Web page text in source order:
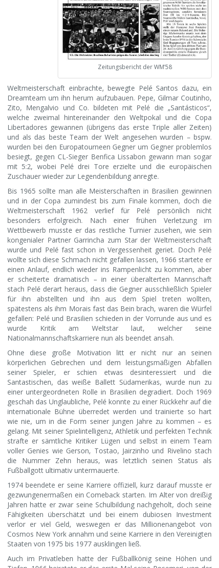
Zeitungsbericht der WM’58
Weltmeisterschaft einbrachte, bewegte Pelé Santos dazu, ein
Dreamteam um ihn herum aufzubauen. Pepe, Gilmar Coutinho,
Zito, Mengalvio und Co. bildeten mit Pelé die „Santásticos“,
welche zweimal hintereinander den Weltpokal und die Copa
Libertadores gewannen (übrigens das erste Triple aller Zeiten)
und als das beste Team der Welt angesehen wurden – bspw.
wurden bei den Europatourneen Gegner um Gegner problemlos
besiegt, gegen CL-Sieger Benfica Lissabon gewann man sogar
mit 5:2, wobei Pelé drei Tore erzielte und die europäischen
Zuschauer wieder zur Legendenbildung anregte.
Bis 1965 sollte man alle Meisterschaften in Brasilien gewinnen
und in der Copa zumindest bis zum Finale kommen, doch die
Weltmeisterschaft 1962 verlief für Pelé persönlich nicht
besonders erfolgreich. Nach einer frühen Verletzung im
Wettbewerb musste er das restliche Turnier zusehen, wie sein
kongenialer Partner Garrincha zum Star der Weltmeisterschaft
wurde und Pelé fast schon in Vergessenheit geriet. Doch Pelé
wollte sich diese Schmach nicht gefallen lassen, 1966 startete er
einen Anlauf, endlich wieder ins Rampenlicht zu kommen, aber
er scheiterte dramatisch – in einer überalterten Mannschaft
stach Pelé derart heraus, dass die Gegner ausschließlich Spieler
für ihn abstellten und ihn aus dem Spiel treten wollten,
spätestens als ihm Morais fast das Bein brach, waren die Würfel
gefallen: Pelé und Brasilien schieden in der Vorrunde aus und es
wurde Kritik am Weltstar laut, welcher seine
Nationalmannschaftskarriere nun als beendet ansah.
Ohne diese große Motivation litt er nicht nur an seinen
körperlichen Gebrechen und dem leistungsmäßigen Abfallen
seiner Spieler, er schien etwas desinteressiert und die
Santastischen, das weiße Ballett Südamerikas, wurde nun zu
einer untergeordneten Rolle in Brasilien degradiert. Doch 1969
geschah das Unglaubliche, Pelé konnte zu einer Rückkehr auf die
internationale Bühne überredet werden und trainierte so hart
wie nie, um in die Form seiner jungen Jahre zu kommen – es
gelang. Mit seiner Spielintelligenz, Athletik und perfekten Technik
strafte er sämtliche Kritiker Lügen und selbst in einem Team
voller Genies wie Gerson, Tostao, Jairzinho und Rivelino stach
die Nummer Zehn heraus, was letztlich seinen Status als
Fußballgott ultimativ untermauerte.
1974 beendete er seine Karriere offiziell, kurz darauf musste er
gezwungenermaßen ein Comeback starten. Im Alter von dreißig
Jahren hatte er zwar seine Schulbildung nachgeholt, doch seine
Fähigkeiten überschätzt und bei einem dubiosen Investment
verlor er viel Geld, weswegen er das Millionenangebot von
Cosmos New York annahm und seine Karriere in den Vereinigten
Staaten von 1975 bis 1977 ausklingen ließ.
Auch im Privatleben hatte der Fußballkönig seine Höhen und